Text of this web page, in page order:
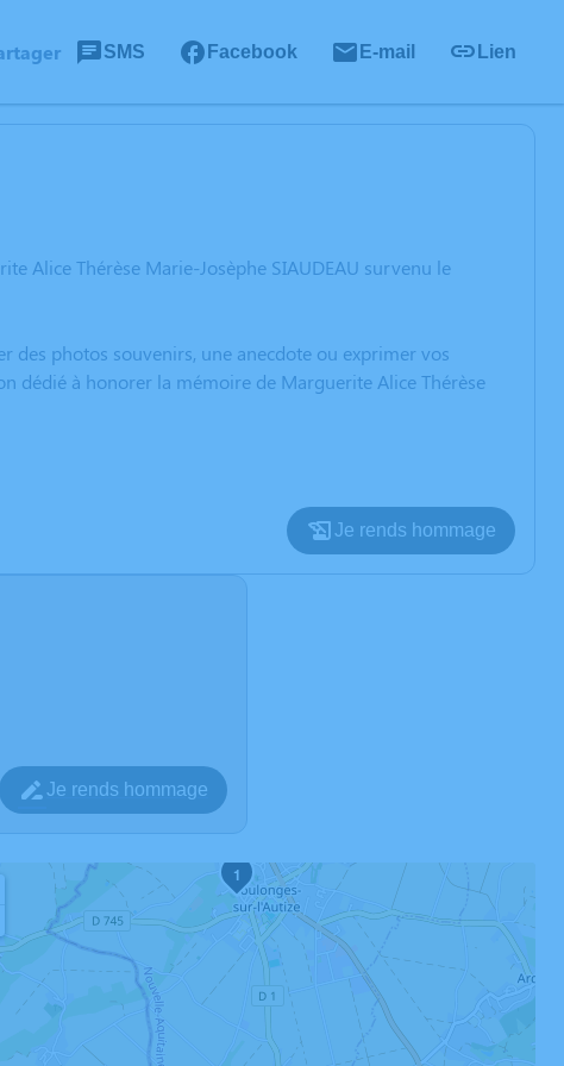
SMS Facebook E-mail Lien
Alice Thérèse Marie-Josèphe SIAUDEAU survenu le
des photos souvenirs, une anecdote ou exprimer vos
dédié à honorer la mémoire de Marguerite Alice Thérèse
Je rends hommage
Je rends hommage
1